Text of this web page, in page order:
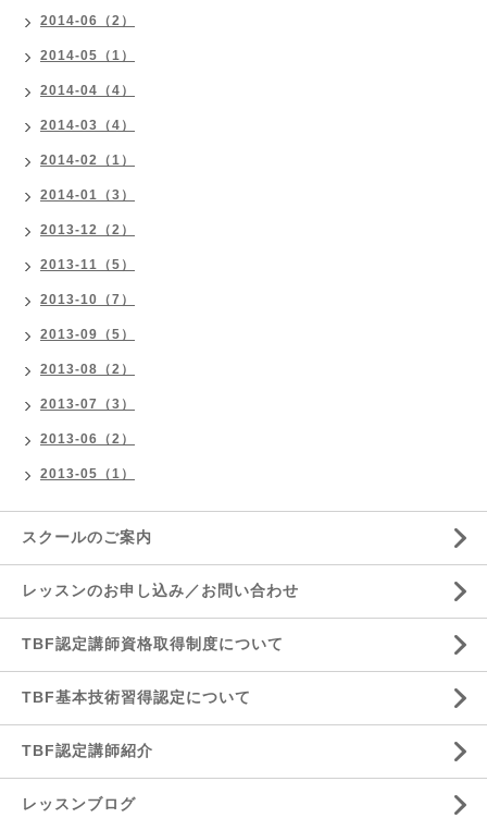
2014-06（2）
2014-05（1）
2014-04（4）
2014-03（4）
2014-02（1）
2014-01（3）
2013-12（2）
2013-11（5）
2013-10（7）
2013-09（5）
2013-08（2）
2013-07（3）
2013-06（2）
2013-05（1）
スクールのご案内
レッスンのお申し込み／お問い合わせ
TBF認定講師資格取得制度について
TBF基本技術習得認定について
TBF認定講師紹介
レッスンブログ